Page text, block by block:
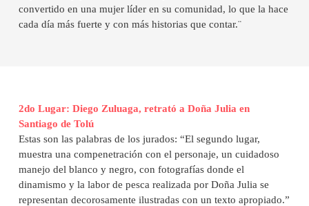
convertido en una mujer líder en su comunidad, lo que la hace
cada día más fuerte y con más historias que contar.¨
2do Lugar: Diego Zuluaga, retrató a Doña Julia en
Santiago de Tolú
Estas son las palabras de los jurados: “El segundo lugar,
muestra una compenetración con el personaje, un cuidadoso
manejo del blanco y negro, con fotografías donde el
dinamismo y la labor de pesca realizada por Doña Julia se
representan decorosamente ilustradas con un texto apropiado.”